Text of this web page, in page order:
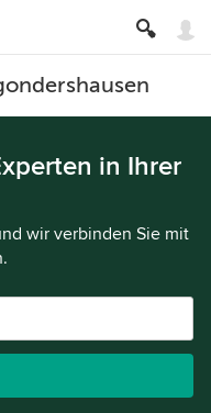
in Ihrer
wir verbinden Sie mit